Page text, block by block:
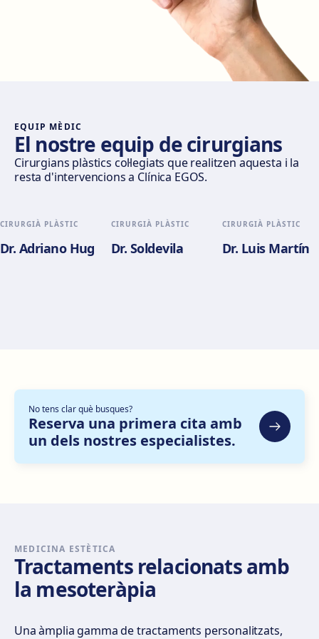
Av. del General Perón, 20, 28020 Madrid
Valencia
Gran Via del Marqués del Túria, 82, L'Eixample, 46005
Alicante
Bilbao
Gran Vía Don Diego López de Haro, 82, Bilbao
Com arribar
Sevilla Remedios
Virgen de Luján, 30 A, Edif. La Pérgola, 41011 Sevilla
Com arribar Veure clínica
EQUIP MÈDIC
El nostre equip de cirurgians
Cirurgians plàstics col·legiats que realitzen aquesta i la
resta d'intervencions a Clínica EGOS.
CIRURGIÀ PLÀSTIC
Dr. Adriano Hug
CIRURGIÀ PLÀSTIC
Dr. Soldevila
CIRURGIÀ PLÀSTIC
Dr. Luis Martín
No tens clar què busques?
Reserva una primera cita amb
un dels nostres especialistes.
MEDICINA ESTÈTICA
Tractaments relacionats amb
la mesoteràpia
Una àmplia gamma de tractaments personalitzats,